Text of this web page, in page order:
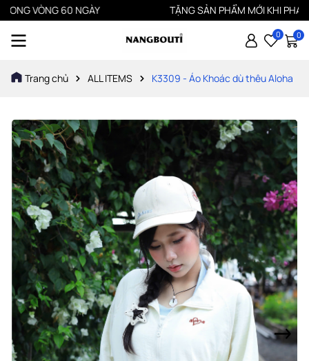
60 NGÀY TẶNG SẢN PHẨM MỚI KHI PHÁT HIỆN
0 0
Trang chủ ALL ITEMS K3309 - Áo Khoác dù thêu Aloha